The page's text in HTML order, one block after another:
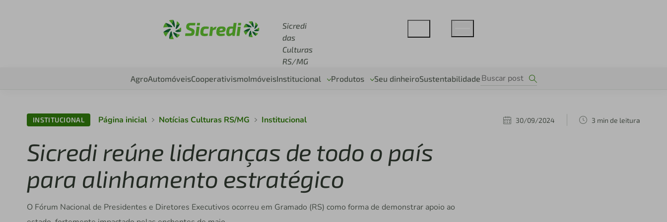
Sicredi
das
Culturas
RS/MG
AgroAutomóveisCooperativismoImóveisInstitucional Produtos Seu dinheiroSustentabilidade
INSTITUCIONAL Página inicial Notícias Culturas RS/MG Institucional 30/09/2024 3 min de leitura
Sicredi reúne lideranças de todo o país
para alinhamento estratégico
O Fórum Nacional de Presidentes e Diretores Executivos ocorreu em Gramado (RS) como forma de demonstrar apoio ao